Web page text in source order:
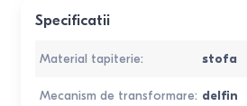
Specificatii
Material tapiterie: stofa
Mecanism de transformare: delfin